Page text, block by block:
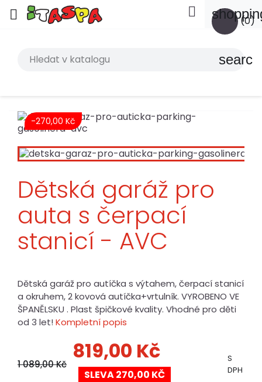
 (0)

search
-270,00 Kč
Dětská garáž pro
auta s čerpací
stanicí - AVC
Dětská garáž pro autíčka s výtahem, čerpací stanicí
a okruhem, 2 kovová autíčka+vrtulník. VYROBENO VE
ŠPANĚLSKU . Plast špičkové kvality. Vhodné pro děti
od 3 let! Kompletní popis
1 089,00 Kč
819,00 Kč
SLEVA 270,00 KČ
S
DPH